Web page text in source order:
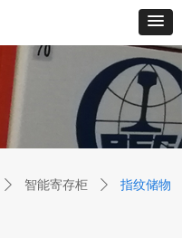
ꄲ 智能寄存柜 ꄲ 指纹储物